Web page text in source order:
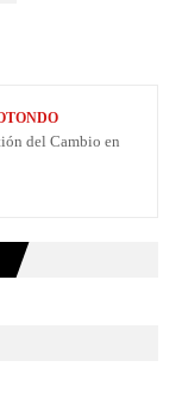
del Cambio en